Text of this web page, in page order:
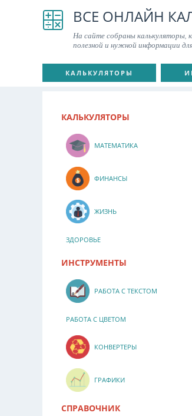
ВСЕ ОНЛАЙН
На сайте собраны калькуляторы,
полезной и нужной информации
КАЛЬКУЛЯТОРЫ
КАЛЬКУЛЯТОРЫ
МАТЕМАТИКА
ФИНАНСЫ
ЖИЗНЬ
ЗДОРОВЬЕ
ИНСТРУМЕНТЫ
РАБОТА С ТЕКСТОМ
РАБОТА С ЦВЕТОМ
КОНВЕРТЕРЫ
ГРАФИКИ
СПРАВОЧНИК